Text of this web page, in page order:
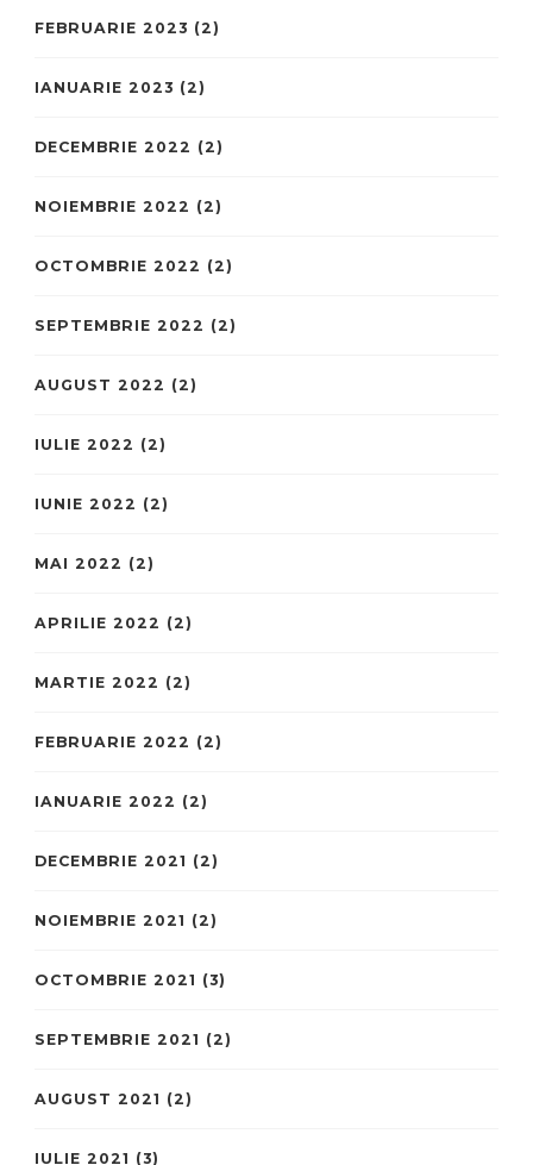
FEBRUARIE 2023 (2)
IANUARIE 2023 (2)
DECEMBRIE 2022 (2)
NOIEMBRIE 2022 (2)
OCTOMBRIE 2022 (2)
SEPTEMBRIE 2022 (2)
AUGUST 2022 (2)
IULIE 2022 (2)
IUNIE 2022 (2)
MAI 2022 (2)
APRILIE 2022 (2)
MARTIE 2022 (2)
FEBRUARIE 2022 (2)
IANUARIE 2022 (2)
DECEMBRIE 2021 (2)
NOIEMBRIE 2021 (2)
OCTOMBRIE 2021 (3)
SEPTEMBRIE 2021 (2)
AUGUST 2021 (2)
IULIE 2021 (3)